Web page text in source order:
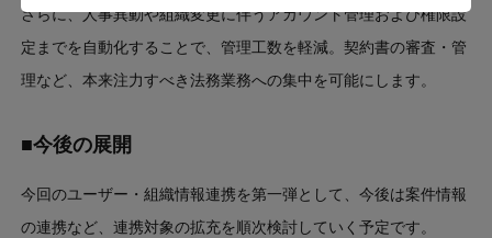
さらに、人事異動や組織変更に伴うアカウント管理および権限設
定までを自動化することで、管理工数を軽減。契約書の審査・管
理など、本来注力すべき法務業務への集中を可能にします。
■今後の展開
今回のユーザー・組織情報連携を第一弾として、今後は案件情報
の連携など、連携対象の拡充を順次検討していく予定です。